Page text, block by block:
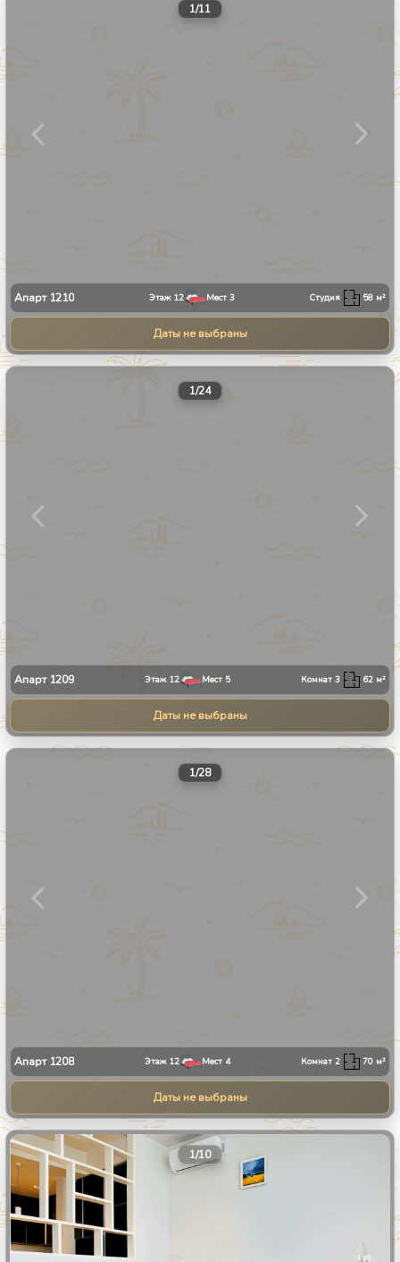
1/11
Апарт 1210 Этаж 12 Мест 3 Студия 58 м²
Даты не выбраны
1/24
Апарт 1209 Этаж 12 Мест 5 Комнат3 62 м²
Даты не выбраны
1/28
Апарт 1208 Этаж 12 Мест 4 Комнат2 70 м²
Даты не выбраны
1/10